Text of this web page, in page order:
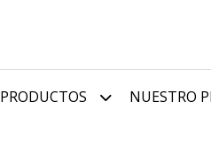
PRODUCTOS NUESTRO